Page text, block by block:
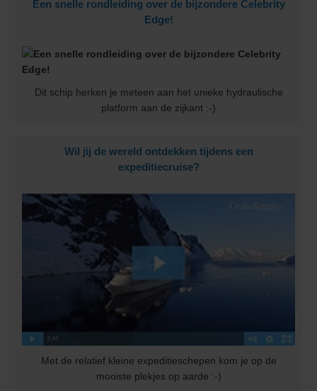
Een snelle rondleiding over de bijzondere Celebrity
Edge!
Dit schip herken je meteen aan het unieke hydraulische
platform aan de zijkant :-)
Wil jij de wereld ontdekken tijdens een
expeditiecruise?
Met de relatief kleine expeditieschepen kom je op de
mooiste plekjes op aarde :-)